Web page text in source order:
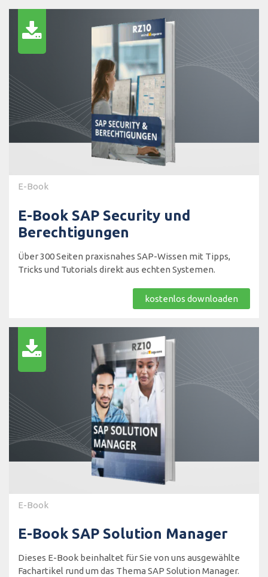
E-Book
E-Book SAP Security und
Berechtigungen
Über 300 Seiten praxisnahes SAP-Wissen mit Tipps,
Tricks und Tutorials direkt aus echten Systemen.
kostenlos downloaden
E-Book
E-Book SAP Solution Manager
Dieses E-Book beinhaltet für Sie von uns ausgewählte
Fachartikel rund um das Thema SAP Solution Manager.